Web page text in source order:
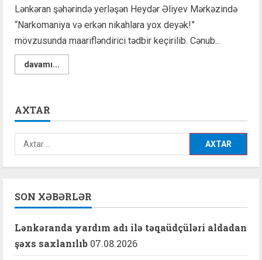
Lənkəran şəhərində yerləşən Heydər Əliyev Mərkəzində
“Narkomaniya və erkən nikahlara yox deyək!”
mövzusunda maarifləndirici tədbir keçirilib. Cənub...
davamı...
more
narkomaniyaya
AXTAR
Axtarış:
SON XƏBƏRLƏR
Lənkəranda yardım adı ilə təqaüdçüləri aldadan
şəxs saxlanılıb 07.08.2026